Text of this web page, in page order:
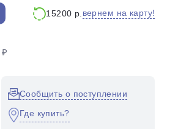
15200 р. вернем на карту!
₽
Сообщить о поступлении
Где купить?